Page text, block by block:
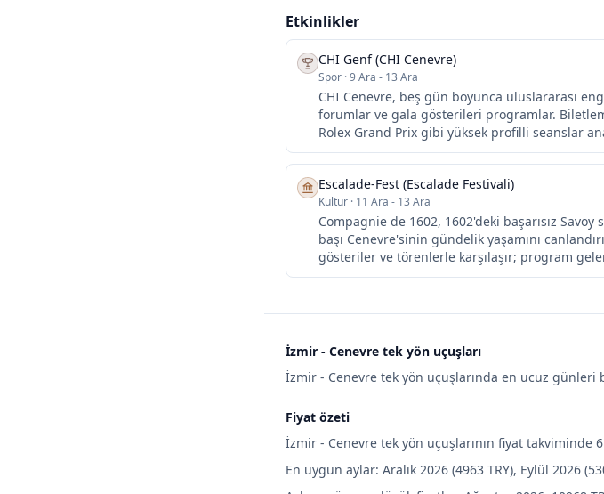
Etkinlikler
CHI Genf (CHI Cenevre)
Spor ·9 Ara - 13 Ara
CHI Cenevre, beş gün boyunca uluslararası
forumlar ve gala gösterileri programlar.
Rolex Grand Prix gibi yüksek profilli seanslar
Escalade-Fest (Escalade Festivali)
Kültür · 11 Ara - 13 Ara
Compagnie de 1602, 1602'deki başarısız Savoy
başı Cenevre'sinin gündelik yaşamını
gösteriler ve törenlerle karşılaşır; program
İzmir - Cenevre tek yön uçuşları
İzmir - Cenevre tek yön uçuşlarında en ucuz
Fiyat özeti
İzmir - Cenevre tek yön uçuşlarının fiyat takviminde 6
En uygun aylar: Aralık 2026 (4963 TRY), Eylül 2026